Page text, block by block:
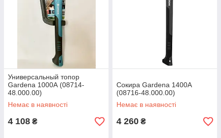
Универсальный топор
Gardena 1000А (08714-
48.000.00)
Немає в наявності
4 108 ₴
Сокира Gardena 1400А
(08716-48.000.00)
Немає в наявності
4 260 ₴